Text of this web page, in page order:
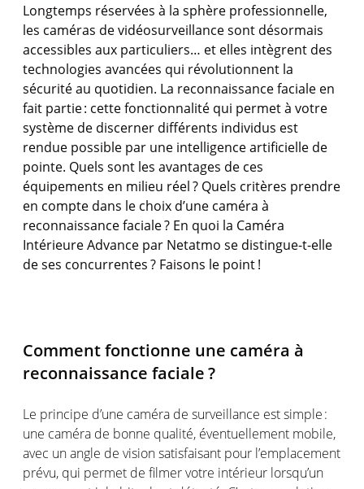
Longtemps réservées à la sphère professionnelle,
les caméras devidéosurveillancesont désormais
accessibles aux particuliers… et elles intègrent des
technologies avancées qui révolutionnent la
sécuritéau quotidien. La reconnaissancefaciale en
fait partie: cettefonctionnalité qui permetà votre
système de discerner différents individus est
rendue possible par une intelligenceartificielle de
pointe. Quels sont les avantages de ces
équipements en milieu réel? Quels critères prendre
en compte dans le choix d’une caméra à
reconnaissancefaciale? En quoi la Caméra
IntérieureAdvance par Netatmo se distingue-t-elle
deses concurrentes? Faisons le point !
Commentfonctionne une caméra à
reconnaissance faciale?
Le principe d’une caméra de surveillance estsimple :
une caméra de bonne qualité, éventuellement mobile,
avec un angle de visionsatisfaisant pour l’emplacement
prévu, qui permet de filmervotre intérieur lorsqu’un